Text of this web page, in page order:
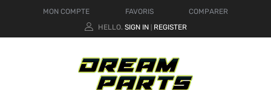
MON COMPTE FAVORIS
COMPARER
HELLO. SIGN IN REGISTER